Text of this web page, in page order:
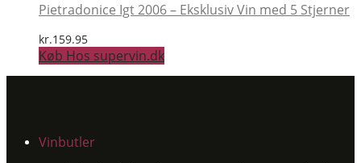
Pietradonice Igt 2006 – Eksklusiv Vin med 5 Stjerner
kr.159.95
Køb Hos supervin.dk
Vinbutler